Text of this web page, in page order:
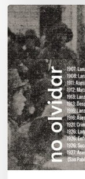
Chawrakawin:
Palimpsesto
explora
a
través
del
arte
las
tensiones